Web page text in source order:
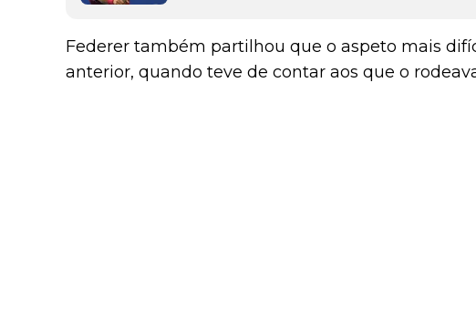
Federer também partilhou que o aspeto mais
anterior, quando teve de contar aos que o